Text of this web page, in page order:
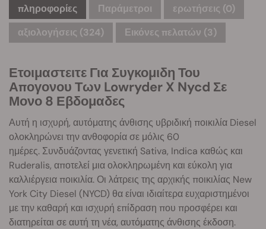
πληροφορίες Παράμετροι ερωτήσεις (0)
αξιολογήσεις (324)
Εικόνες πελατών (3)
Ετοιμαστειτε Για Συγκομιδη Του
Απογονου Των Lowryder X Nycd Σε
Μονο 8 Εβδομαδες
Αυτή η ισχυρή, αυτόματης άνθισης υβριδική ποικιλία Diesel
ολοκληρώνει την ανθοφορία σε μόλις 60
ημέρες. Συνδυάζοντας γενετική Sativa, Indica καθώς και
Ruderalis, αποτελεί μια ολοκληρωμένη και εύκολη για
καλλιέργεια ποικιλία. Οι λάτρεις της αρχικής ποικιλίας New
York City Diesel (NYCD) θα είναι ιδιαίτερα ευχαριστημένοι
με την καθαρή και ισχυρή επίδραση που προσφέρει και
διατηρείται σε αυτή τη νέα, αυτόματης άνθισης έκδοση.